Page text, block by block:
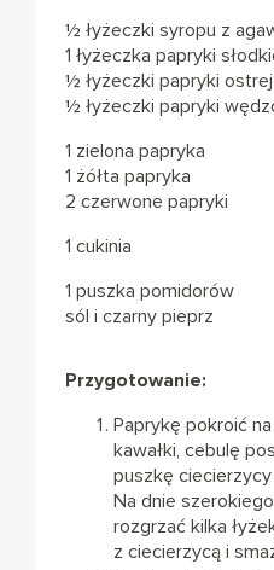
½ łyżeczki syropu z
1 łyżeczka papryki
½ łyżeczki papryki ostrej
½ łyżeczki papryki
1 zielona papryka
1 żółta papryka
2 czerwone papryki
1 cukinia
1 puszka pomidorów
sól i czarny pieprz
Przygotowanie:
Paprykę pokroić
kawałki, cebulę
puszkę
Na dnie
rozgrzać kilka
z ciecierzycą i